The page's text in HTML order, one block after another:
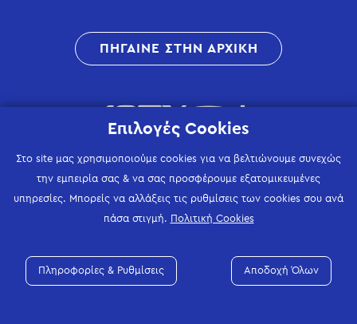
ΠΗΓΑΙΝΕ ΣΤΗΝ ΑΡΧΙΚΗ
Επιλογές Cookies
Στο site μας χρησιμοποιούμε cookies για να βελτιώνουμε συνεχώς
την εμπειρία σας & να σας προσφέρουμε εξατομικευμένες
υπηρεσίες. Μπορείς να αλλάξεις τις ρυθμίσεις των cookies σου ανά
πάσα στιγμή. Πολιτική Cookies
Πληροφορίες & Ρυθμίσεις Αποδοχή Όλων